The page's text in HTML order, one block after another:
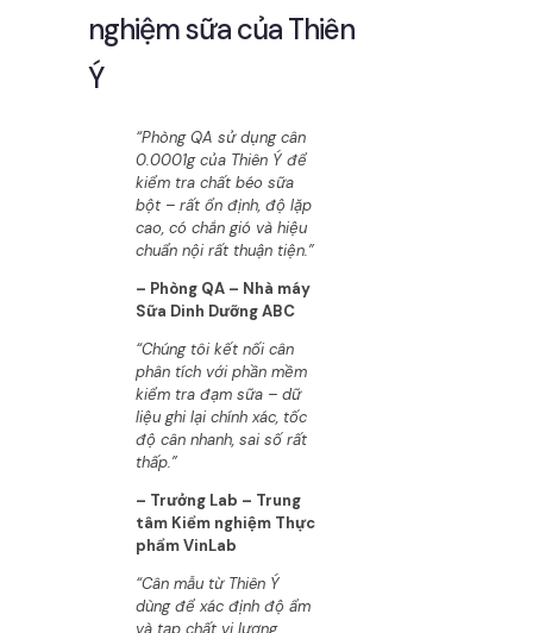
nghiệm sữa của Thiên
Ý
“Phòng QA sử dụng cân
0.0001g của Thiên Ý để
kiểm tra chất béo sữa
bột – rất ổn định, độ lặp
cao, có chắn gió và hiệu
chuẩn nội rất thuận tiện.”
– Phòng QA – Nhà máy
Sữa Dinh Dưỡng ABC
“Chúng tôi kết nối cân
phân tích với phần mềm
kiểm tra đạm sữa – dữ
liệu ghi lại chính xác, tốc
độ cân nhanh, sai số rất
thấp.”
– Trưởng Lab – Trung
tâm Kiểm nghiệm Thực
phẩm VinLab
“Cân mẫu từ Thiên Ý
dùng để xác định độ ẩm
và tạp chất vi lượng